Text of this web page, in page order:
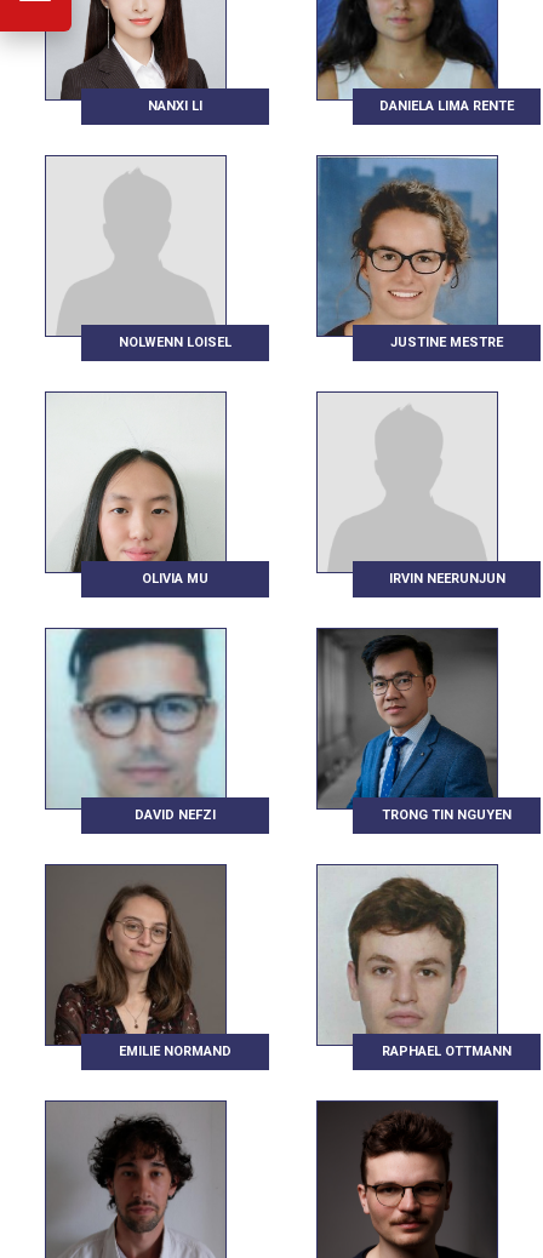
NANXI LI DANIELA LIMA RENTE
NOLWENN LOISEL JUSTINE MESTRE
OLIVIA MU IRVIN NEERUNJUN
DAVID NEFZI TRONG TIN NGUYEN
EMILIE NORMAND RAPHAEL OTTMANN